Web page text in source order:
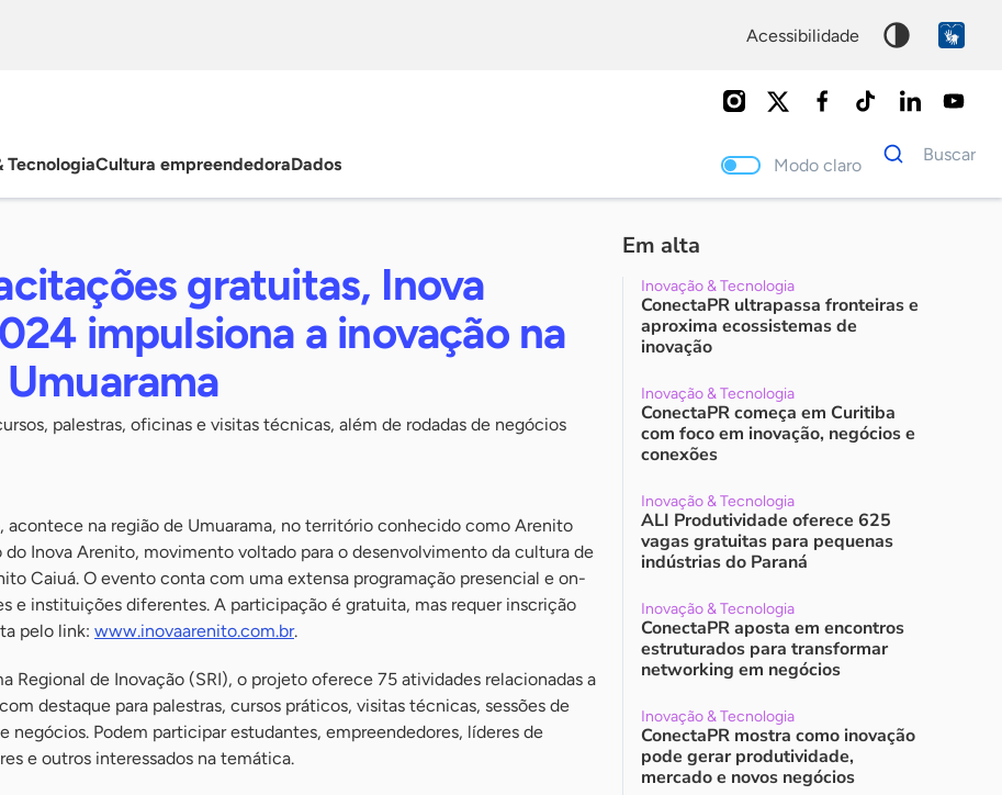
acessibilidade
TecnologiaCultura empreendedoraDados Modo claro
Dados
para
Buscar
gratuitas, Inova
impulsiona a inovação na
palestras, oficinas e visitas técnicas, além de rodadas de negócios
acontece na região de Umuarama, no território conhecido como Arenito
do Inova Arenito, movimento voltado para o desenvolvimento da cultura de
Caiuá. O evento conta com uma extensa programação presencial e on-
e instituições diferentes. A participação é gratuita, mas requer inscrição
pelo link: www.inovaarenito.com.br.
Regional de Inovação (SRI), o projeto oferece 75 atividades relacionadas a
destaque para palestras, cursos práticos, visitas técnicas, sessões de
negócios. Podem participar estudantes, empreendedores, líderes de
e outros interessados na temática.
Em alta
Inovação & Tecnologia
ConectaPR ultrapassa fronteiras e
aproxima ecossistemas de
inovação
Inovação & Tecnologia
ConectaPR começa em Curitiba
com foco em inovação, negócios e
conexões
Inovação & Tecnologia
ALI Produtividade oferece 625
vagas gratuitas para pequenas
indústrias do Paraná
Inovação & Tecnologia
ConectaPR aposta em encontros
estruturados para transformar
networking em negócios
Inovação & Tecnologia
ConectaPR mostra como inovação
pode gerar produtividade,
mercado e novos negócios